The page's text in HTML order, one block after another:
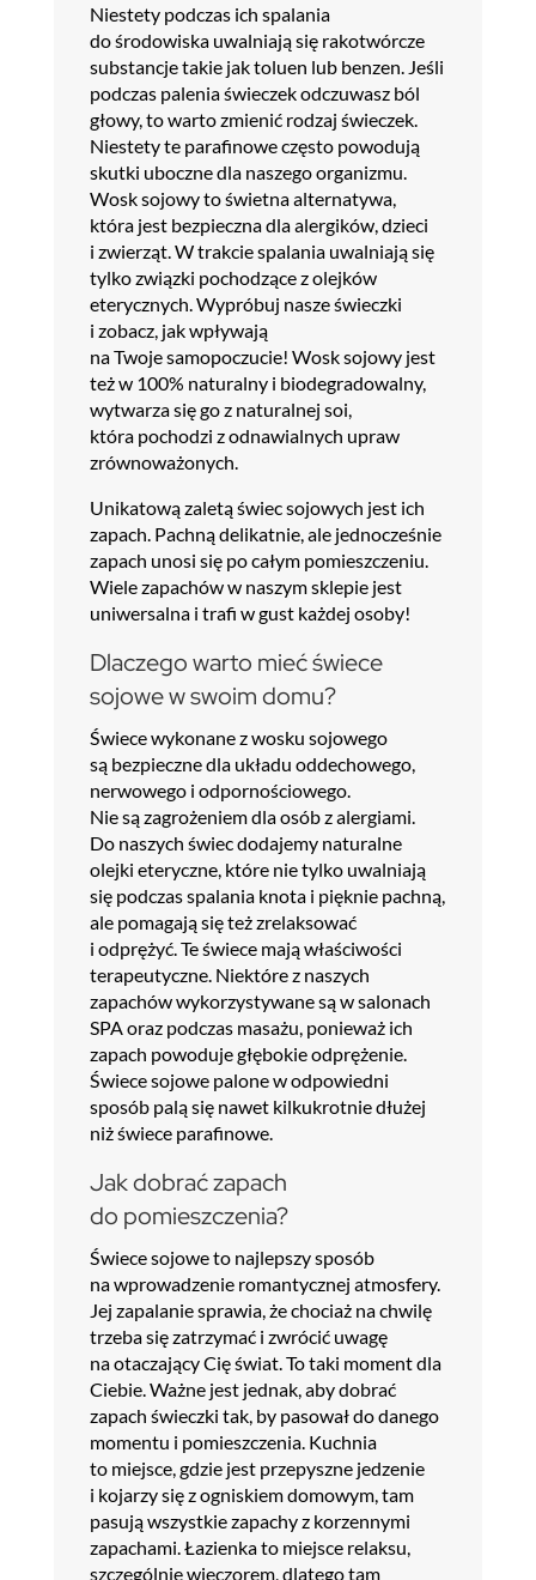
Niestety podczas ich spalania
do środowiska uwalniają się rakotwórcze
substancje takie jak toluen lub benzen. Jeśli
podczas palenia świeczek odczuwasz ból
głowy, to warto zmienić rodzaj świeczek.
Niestety te parafinowe często powodują
skutki uboczne dla naszego organizmu.
Wosk sojowy to świetna alternatywa,
która jest bezpieczna dla alergików, dzieci
i zwierząt. W trakcie spalania uwalniają się
tylko związki pochodzące z olejków
eterycznych. Wypróbuj nasze świeczki
i zobacz, jak wpływają
na Twoje samopoczucie! Wosk sojowy jest
też w 100% naturalny i biodegradowalny,
wytwarza się go z naturalnej soi,
która pochodzi z odnawialnych upraw
zrównoważonych.
Unikatową zaletą świec sojowych jest ich
zapach. Pachną delikatnie, ale jednocześnie
zapach unosi się po całym pomieszczeniu.
Wiele zapachów w naszym sklepie jest
uniwersalna i trafi w gust każdej osoby!
Dlaczego warto mieć świece
sojowe w swoim domu?
Świece wykonane z wosku sojowego
są bezpieczne dla układu oddechowego,
nerwowego i odpornościowego.
Nie są zagrożeniem dla osób z alergiami.
Do naszych świec dodajemy naturalne
olejki eteryczne, które nie tylko uwalniają
się podczas spalania knota i pięknie pachną,
ale pomagają się też zrelaksować
i odprężyć. Te świece mają właściwości
terapeutyczne. Niektóre z naszych
zapachów wykorzystywane są w salonach
SPA oraz podczas masażu, ponieważ ich
zapach powoduje głębokie odprężenie.
Świece sojowe palone w odpowiedni
sposób palą się nawet kilkukrotnie dłużej
niż świece parafinowe.
Jak dobrać zapach
do pomieszczenia?
Świece sojowe to najlepszy sposób
na wprowadzenie romantycznej atmosfery.
Jej zapalanie sprawia, że chociaż na chwilę
trzeba się zatrzymać i zwrócić uwagę
na otaczający Cię świat. To taki moment dla
Ciebie. Ważne jest jednak, aby dobrać
zapach świeczki tak, by pasował do danego
momentu i pomieszczenia. Kuchnia
to miejsce, gdzie jest przepyszne jedzenie
i kojarzy się z ogniskiem domowym, tam
pasują wszystkie zapachy z korzennymi
zapachami. Łazienka to miejsce relaksu,
szczególnie wieczorem, dlatego tam